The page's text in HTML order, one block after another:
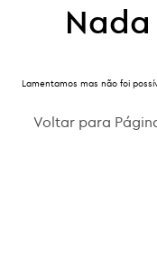
Lamentamos mas não foi
Voltar para